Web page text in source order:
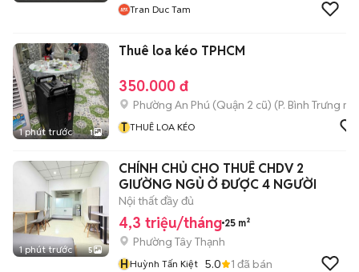
Tran Duc Tam
1 phút trước 1
Thuê loa kéo TPHCM
350.000 đ
Phường An Phú (Quận 2 cũ) (P. Bình Trưng
T THUÊ LOA KÉO
1 phút trước 5
CHÍNH CHỦ CHO THUÊ CHDV 2
GIƯỜNG NGỦ Ở ĐƯỢC 4 NGƯỜI
Nội thất đầy đủ
4,3 triệu/tháng 25 m²
Phường Tây Thạnh
HHuỳnh Tấn Kiệt 5.0 1 đã bán